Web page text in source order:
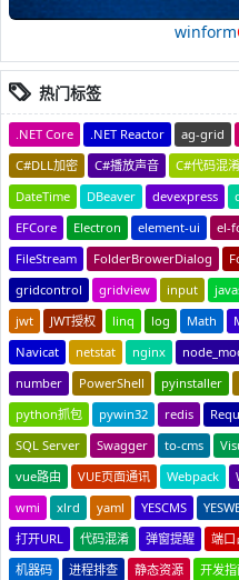
winform
热门标签
.NET Core .NET Reactor ag-grid
C#DLL加密
C#播放声音 C#代码混淆
DateTime
DBeaver devexpress
EFCore
Electron element-ui el-
FileStream
FolderBrowerDialog
gridcontrol
gridview input
jwt
JWT授权 linq log Math
Navicat
netstat nginx
number
PowerShell pyinstaller
python抓包
pywin32 redis
SQL Server
Swagger to-cms
vue路由
VUE页面通讯 Webpack
wmi
xlrd yaml YESCMS
打开URL
代码混淆 弹窗提醒 端口
机器码
进程排查 静态资源 开发